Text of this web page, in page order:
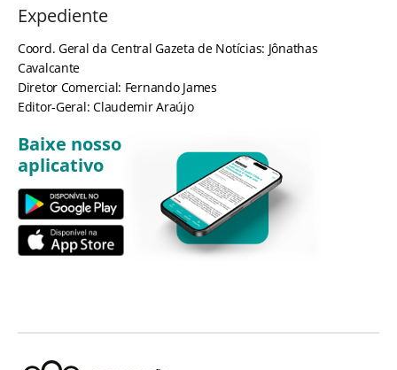
Expediente
Coord. Geral da Central Gazeta de Notícias: Jônathas
Cavalcante
Diretor Comercial: Fernando James
Editor-Geral: Claudemir Araújo
Baixe nosso
aplicativo